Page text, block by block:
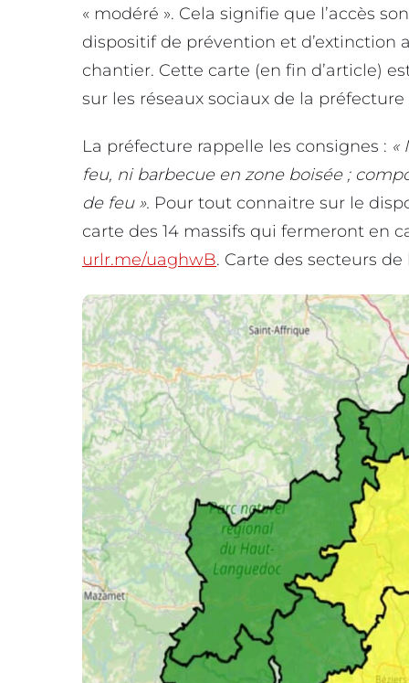
« modéré ». Cela signifie que l’accès
dispositif de prévention et d’extinction
chantier. Cette carte (en fin d’article)
sur les réseaux sociaux de la préfecture
La préfecture rappelle les consignes : «
feu, ni barbecue en zone boisée ;
de feu ». Pour tout connaitre sur le
carte des 14 massifs qui fermeront en
urlr.me/uaghwB. Carte des secteurs